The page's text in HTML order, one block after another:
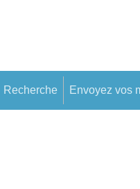
Recherche Envoyez vos